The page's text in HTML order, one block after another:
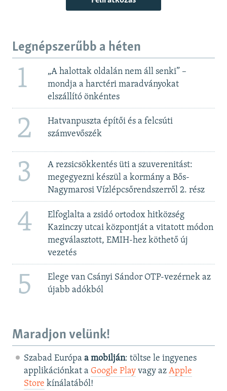
Legnépszerűbb a héten
1
„A halottak oldalán nem áll senki” –
mondja a harctéri maradványokat
elszállító önkéntes
2
Hatvanpuszta építői és a felcsúti
számvevőszék
3
A rezsicsökkentés üti a szuverenitást:
megegyezni készül a kormány a Bős-
Nagymarosi Vízlépcsőrendszerről 2. rész
4
Elfoglalta a zsidó ortodox hitközség
Kazinczy utcai központját a vitatott módon
megválasztott, EMIH-hez köthető új
vezetés
5
Elege van Csányi Sándor OTP-vezérnek az
újabb adókból
Maradjon velünk!
Szabad Európa a mobilján: töltse le ingyenes
applikációnkat a Google Playvagy az Apple
Store kínálatából!